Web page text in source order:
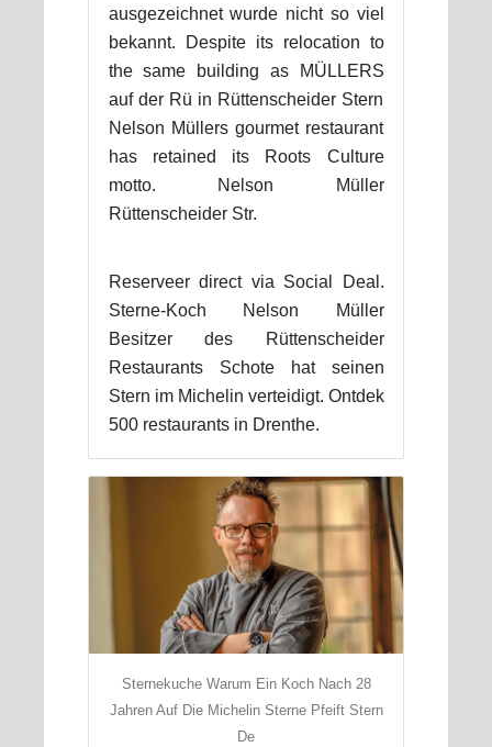
ausgezeichnet wurde nicht so viel
bekannt. Despite its relocation to
the same building as MÜLLERS
auf der Rü in Rüttenscheider Stern
Nelson Müllers gourmet restaurant
has retained its Roots Culture
motto. Nelson Müller
Rüttenscheider Str.
Reserveer direct via Social Deal.
Sterne-Koch Nelson Müller
Besitzer des Rüttenscheider
Restaurants Schote hat seinen
Stern im Michelin verteidigt. Ontdek
500 restaurants in Drenthe.
Sternekuche Warum Ein Koch Nach 28
Jahren Auf Die Michelin Sterne Pfeift Stern
De